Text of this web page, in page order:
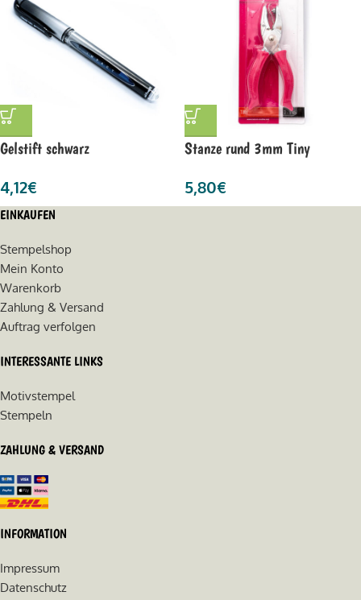
Gelstift schwarz
4,12€
Stanze rund 3mm Tiny
5,80€
EINKAUFEN
Stempelshop
Mein Konto
Warenkorb
Zahlung & Versand
Auftrag verfolgen
INTERESSANTE LINKS
Motivstempel
Stempeln
ZAHLUNG & VERSAND
INFORMATION
Impressum
Datenschutz